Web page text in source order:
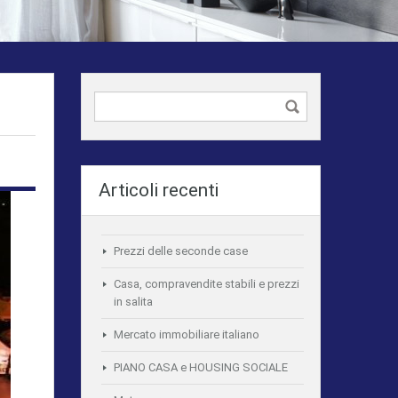
Articoli recenti
Prezzi delle seconde case
Casa, compravendite stabili e prezzi
in salita
Mercato immobiliare italiano
PIANO CASA e HOUSING SOCIALE